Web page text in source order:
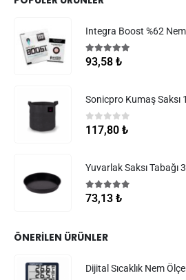
Integra Boost %62
5.005 üzerinden
93,58 ₺
Sonicpro Kumaş Saksı
0 5 üzerinden
117,80 ₺
Yuvarlak Saksı Tabağı
5.005 üzerinden
73,13 ₺
ÖNERILEN ÜRÜNLER
Dijital Sıcaklık Nem